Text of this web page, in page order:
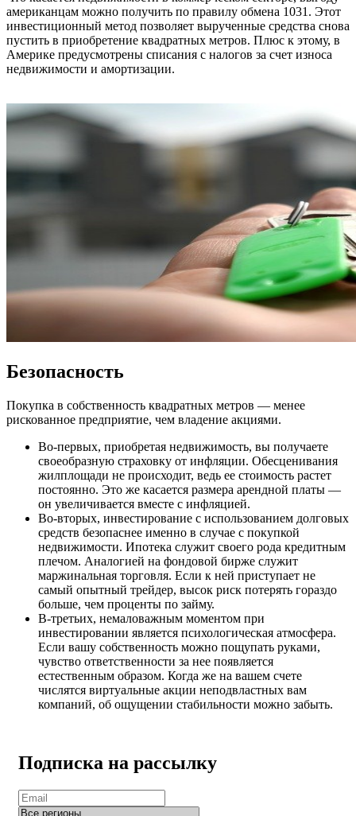
американцам можно получить по правилу обмена 1031. Этот
инвестиционный метод позволяет вырученные средства снова
пустить в приобретение квадратных метров. Плюс к этому, в
Америке предусмотрены списания с налогов за счет износа
недвижимости и амортизации.
Безопасность
Покупка в собственность квадратных метров — менее
рискованное предприятие, чем владение акциями.
Во-первых, приобретая недвижимость, вы получаете
своеобразную страховку от инфляции. Обесценивания
жилплощади не происходит, ведь ее стоимость растет
постоянно. Это же касается размера арендной платы —
он увеличивается вместе с инфляцией.
Во-вторых, инвестирование с использованием долговых
средств безопаснее именно в случае с покупкой
недвижимости. Ипотека служит своего рода кредитным
плечом. Аналогией на фондовой бирже служит
маржинальная торговля. Если к ней приступает не
самый опытный трейдер, высок риск потерять гораздо
больше, чем проценты по займу.
В-третьих, немаловажным моментом при
инвестировании является психологическая атмосфера.
Если вашу собственность можно пощупать руками,
чувство ответственности за нее появляется
естественным образом. Когда же на вашем счете
числятся виртуальные акции неподвластных вам
компаний, об ощущении стабильности можно забыть.
Подписка на рассылку